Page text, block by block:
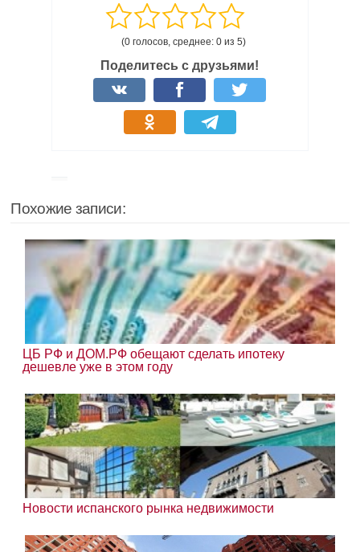
(0 голосов, среднее: 0 из 5)
Поделитесь с друзьями!
Похожие записи:
ЦБ РФ и ДОМ.РФ обещают сделать ипотеку
дешевле уже в этом году
Новости испанского рынка недвижимости